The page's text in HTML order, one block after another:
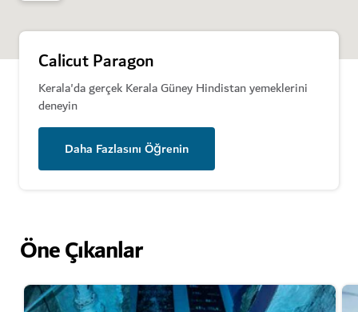
Calicut Paragon
Kerala'da gerçek Kerala Güney Hindistan yemeklerini
deneyin
Daha Fazlasını Öğrenin
Öne Çıkanlar